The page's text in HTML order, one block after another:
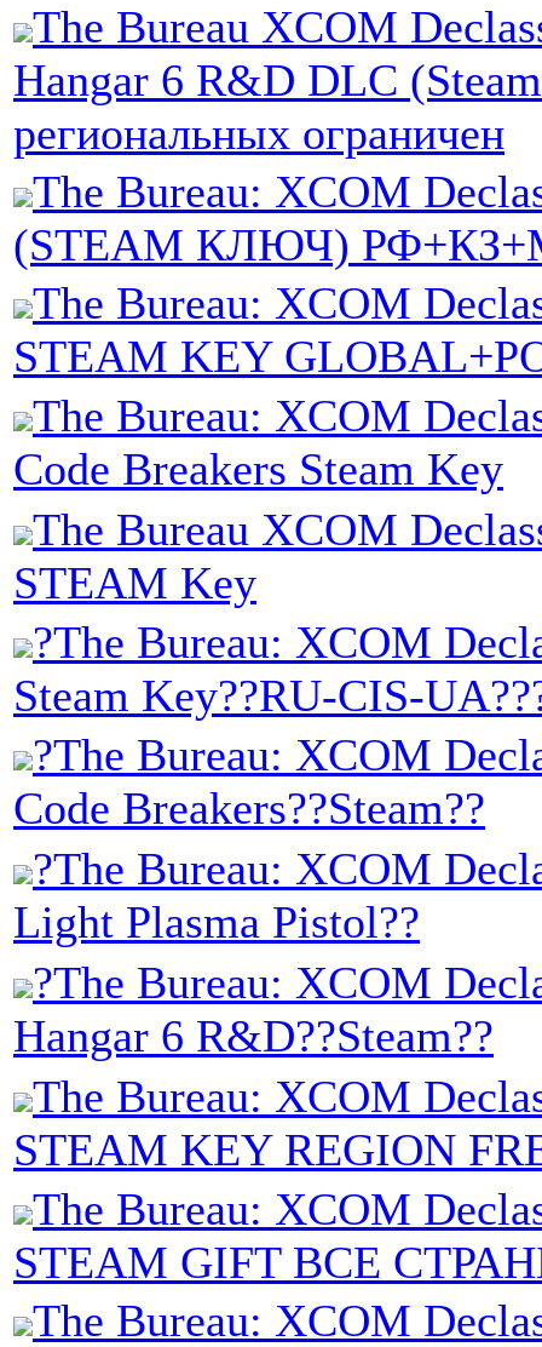
The Bureau XCOM
Hangar 6 R&D DLC
региональных ограничен
The Bureau: XCOM
(STEAM КЛЮЧ)
The Bureau: XCOM
STEAM KEY
The Bureau: XCOM
Code Breakers Steam Key
The Bureau XCOM
STEAM Key
?The Bureau: XCOM
Steam Key??RU-CIS-
?The Bureau: XCOM
Code Breakers??Steam??
?The Bureau: XCOM
Light Plasma Pistol??
?The Bureau: XCOM
Hangar 6 R&D??Steam??
The Bureau: XCOM
STEAM KEY REGION
The Bureau: XCOM
STEAM GIFT ВСЕ
The Bureau: XCOM